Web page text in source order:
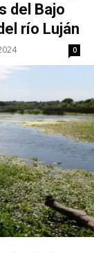
del Bajo
río Luján
0